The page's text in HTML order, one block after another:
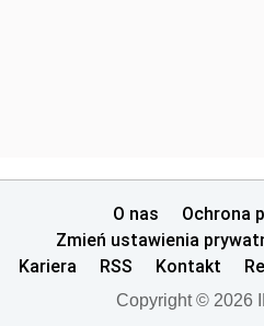
O nas
Ochrona
Zmień ustawienia
Kariera
RSS Kontakt
Copyright © 2026